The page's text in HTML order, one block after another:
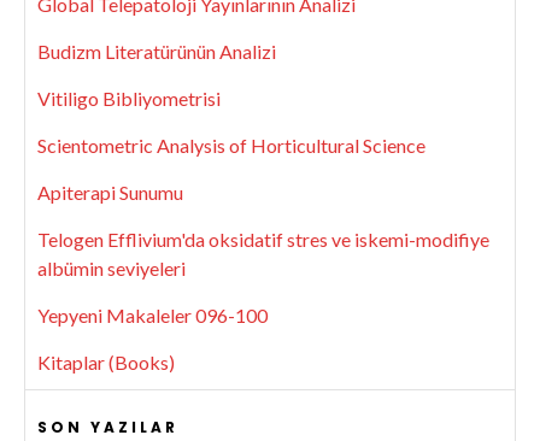
Budizm Literatürünün Analizi
Vitiligo Bibliyometrisi
Scientometric Analysis of Horticultural Science
Apiterapi Sunumu
Telogen Efflivium'da oksidatif stres ve iskemi-modifiye
albümin seviyeleri
Yepyeni Makaleler 096-100
Kitaplar (Books)
SON YAZILAR